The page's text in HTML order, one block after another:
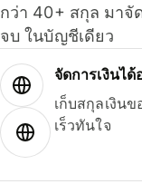
กว่า 40+ สกุล มาจั
จบ ในบัญชีเดียว
จัดการเงินไ
เก็บสกุลเงิน
เร็วทันใจ